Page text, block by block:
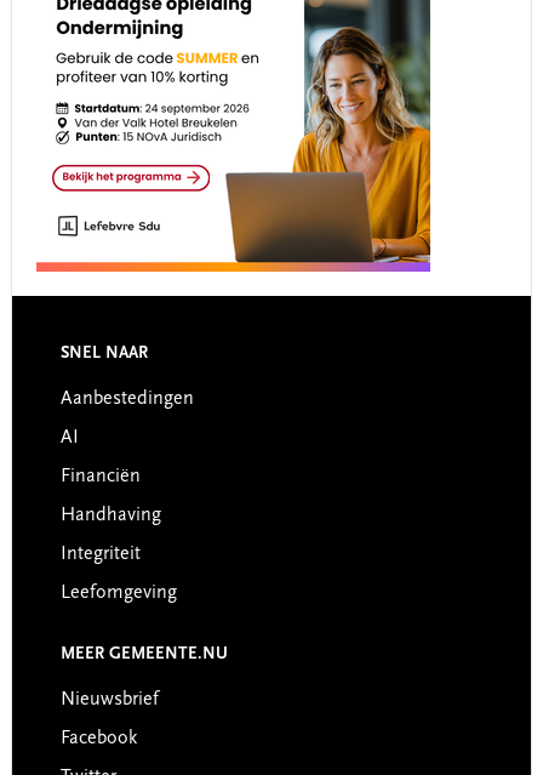
Footer
SNEL NAAR
Aanbestedingen
AI
Financiën
Handhaving
Integriteit
Leefomgeving
MEER GEMEENTE.NU
Nieuwsbrief
Facebook